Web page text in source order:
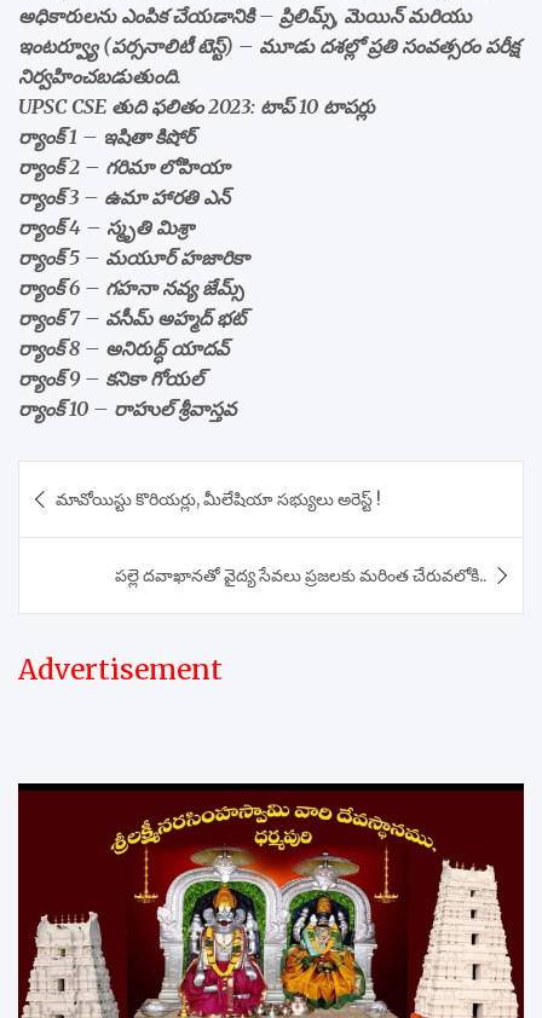
అధికారులను ఎంపిక చేయడానికి – ప్రిలిమ్స్, మెయిన్ మరియు
ఇంటర్వ్యూ (పర్సనాలిటీ టెస్ట్) – మూడు దశల్లో ప్రతి సంవత్సరం పరీక్ష
నిర్వహించబడుతుంది.
UPSC CSE తుది ఫలితం 2023: టాప్ 10 టాపర్లు
ర్యాంక్ 1 – ఇషితా కిషోర్
ర్యాంక్ 2 – గరిమా లోహియా
ర్యాంక్ 3 – ఉమా హారతి ఎన్
ర్యాంక్ 4 – స్మృతి మిశ్రా
ర్యాంక్ 5 – మయూర్ హజారికా
ర్యాంక్ 6 – గహనా నవ్య జేమ్స్
ర్యాంక్ 7 – వసీమ్ అహ్మద్ భట్
ర్యాంక్ 8 – అనిరుద్ధ్ యాదవ్
ర్యాంక్ 9 – కనికా గోయల్
ర్యాంక్ 10 – రాహుల్ శ్రీవాస్తవ
navigation
మావోయిస్టు కొరియర్లు, మీలేషియా సభ్యులు అరెస్ట్ !
పల్లె దవాఖానతో వైద్య సేవలు ప్రజలకు మరింత చేరువలోకి..
Advertisement